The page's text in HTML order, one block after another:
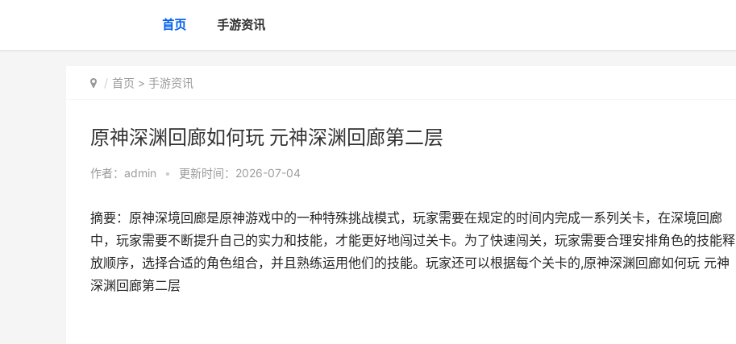
首页 手游资讯
首页 > 手游资讯
原神深渊回廊如何玩 元神深渊回廊第二层
作者： admin • 更新时间：2026-07-04
摘要：原神深境回廊是原神游戏中的一种特殊挑战模式，玩家需要在规定的时间内完成一系列关卡，在深境回廊
中，玩家需要不断提升自己的实力和技能，才能更好地闯过关卡。为了快速闯关，玩家需要合理安排角色的技能释
放顺序，选择合适的角色组合，并且熟练运用他们的技能。玩家还可以根据每个关卡的,原神深渊回廊如何玩 元神
深渊回廊第二层